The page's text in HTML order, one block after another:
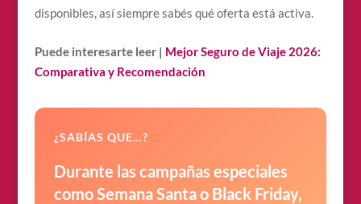
disponibles, así siempre sabés qué oferta está activa.
Puede interesarte leer | Mejor Seguro de Viaje 2026:
Comparativa y Recomendación
¿SABÍAS QUE…?
Durante las campañas especiales
como Semana Santa o Black Friday,